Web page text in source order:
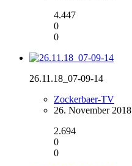
4.447
0
0
26.11.18_07-09-14
Zockerbaer-TV
26. November 2018
2.694
0
0